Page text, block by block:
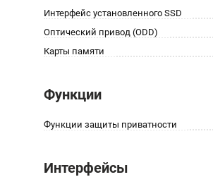
Интерфейс установленного SSD
Оптический привод (ODD)
Карты памяти
Функции
Функции защиты приватности
Интерфейсы